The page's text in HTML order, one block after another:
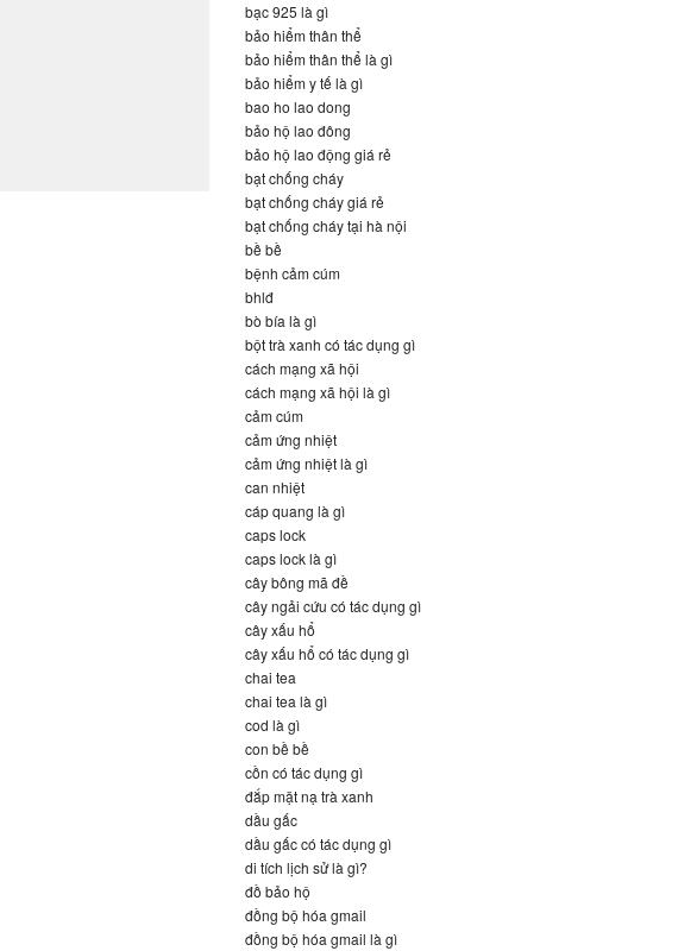
bạc 925 là gì
bảo hiểm thân thể
bảo hiểm thân thể là gì
bảo hiểm y tế là gì
bao ho lao dong
bảo hộ lao đông
bảo hộ lao động giá rẻ
bạt chống cháy
bạt chống cháy giá rẻ
bạt chống cháy tại hà nội
bề bề
bệnh cảm cúm
bhlđ
bò bía là gì
bột trà xanh có tác dụng gì
cách mạng xã hội
cách mạng xã hội là gì
cảm cúm
cảm ứng nhiệt
cảm ứng nhiệt là gì
can nhiệt
cáp quang là gì
caps lock
caps lock là gì
cây bông mã đề
cây ngải cứu có tác dụng gì
cây xấu hổ
cây xấu hổ có tác dụng gì
chai tea
chai tea là gì
cod là gì
con bề bề
cồn có tác dụng gì
đắp mặt nạ trà xanh
dầu gấc
dầu gấc có tác dụng gì
di tích lịch sử là gì?
đồ bảo hộ
đồng bộ hóa gmail
đồng bộ hóa gmail là gì